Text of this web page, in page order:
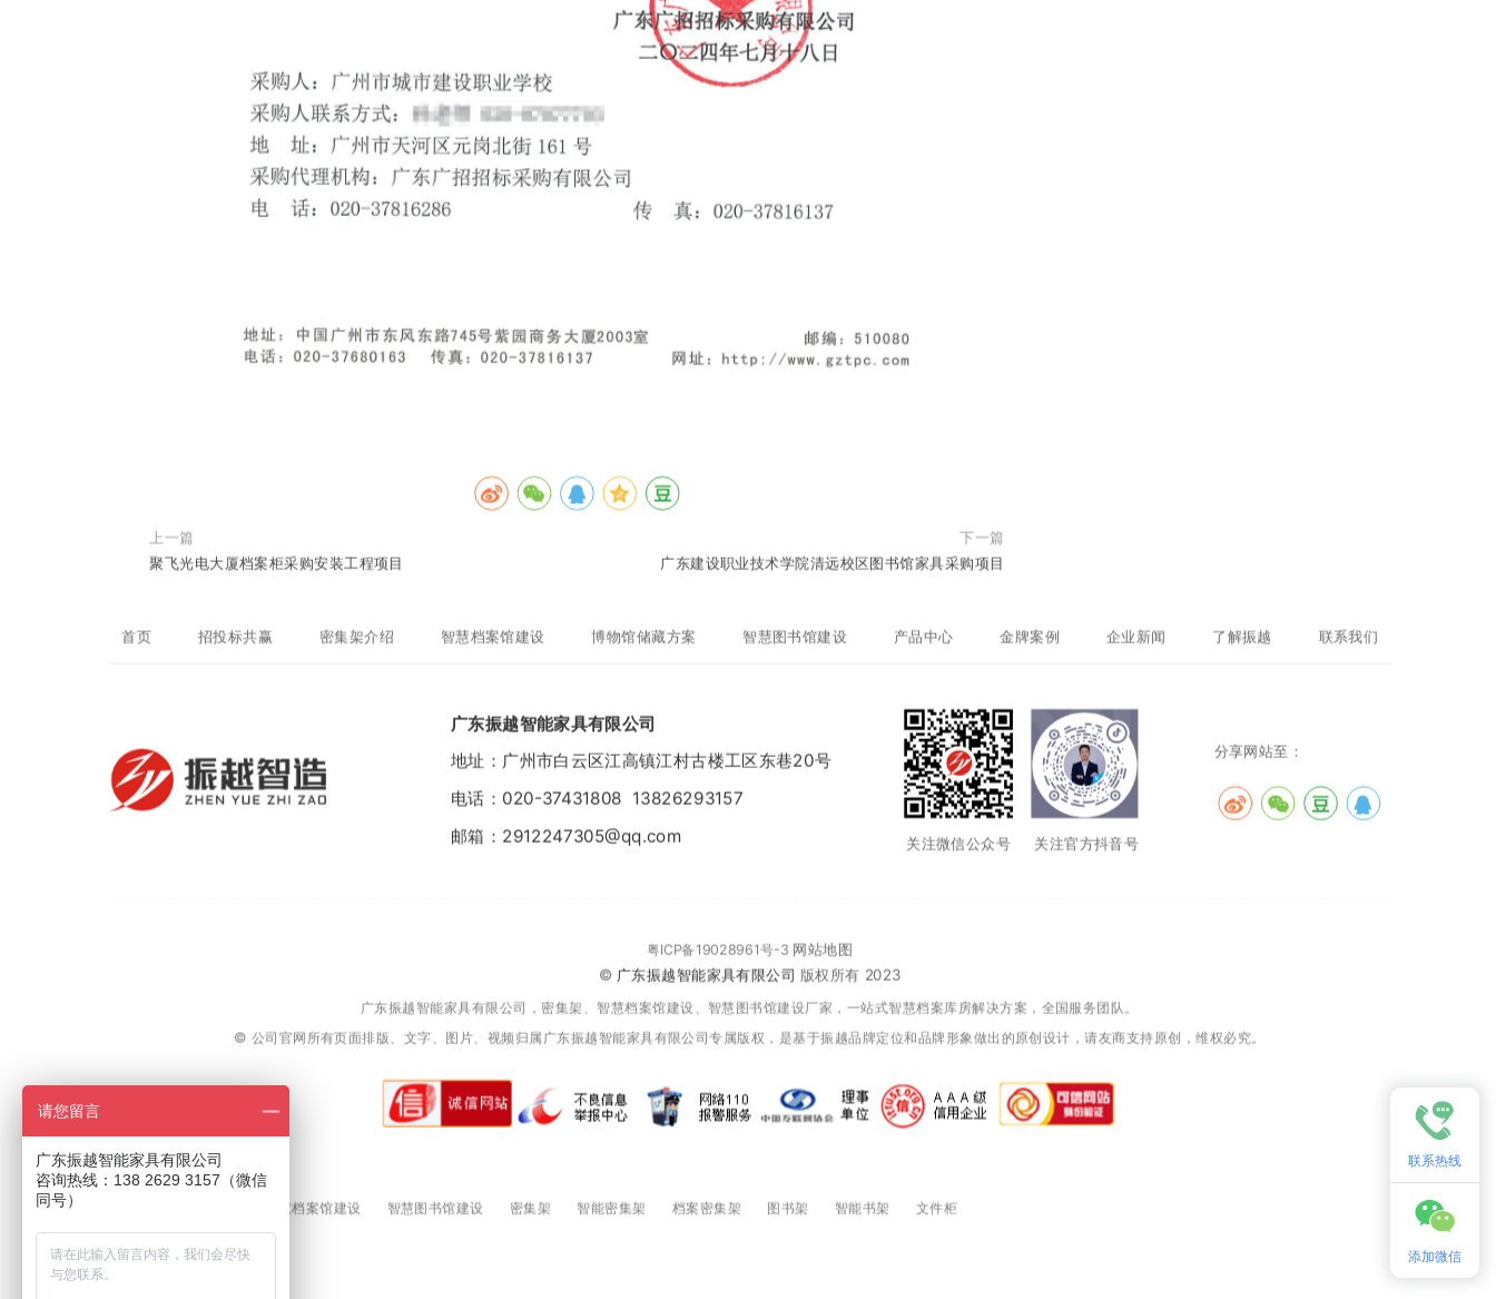
上一篇
聚飞光电大厦档案柜采购安装工程项目
下一篇
广东建设职业技术学院清远校区图书馆家具采购项目
粤ICP备19028961号-3 网站地图
© 广东振越智能家具有限公司 版权所有 2023
广东振越智能家具有限公司，密集架、智慧档案馆建设、智慧图书馆建设厂家，一站式智慧档案库房解决方案，全国服务团队。
© 公司官网所有页面排版、文字、图片、视频归属广东振越智能家具有限公司专属版权，是基于振越品牌定位和品牌形象做出的原创设计，请友商支持原创，维权必究。
博物馆文物架
友情链接：
智慧档案馆建设 智慧图书馆建设 密集架 智能密集架 档案密集架 图书架 智能书架 文件柜
广东振越智能家具有限公司
地址：广州市白云区江高镇江村古楼工区东巷20号
电话：020-37431808 13826293157
邮箱：2912247305@qq.com
关注微信公众号
首页 招投标共赢 密集架介绍 智慧档案馆建设 博物馆储藏方案 智慧图书馆建设 产品中心 金牌案例 企业新闻 了解振越 联系我们
分享网站至：
关注官方抖音号
联系热线
添加微信
请您留言
广东振越智能家具有限公司
咨询热线：138 2629 3157（微信
同号）